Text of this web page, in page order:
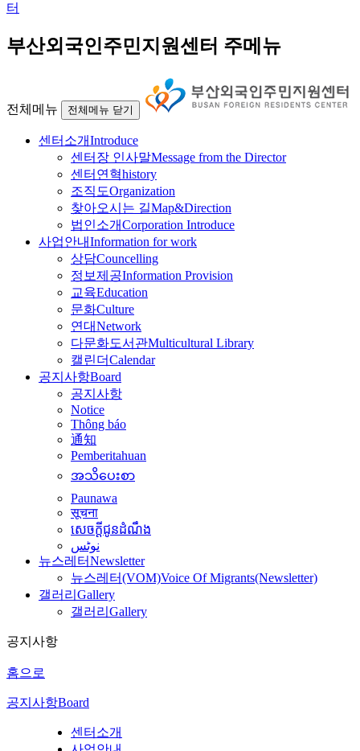
터
부산외국인주민지원센터 주메뉴
전체메뉴 전체메뉴 닫기
센터소개Introduce
센터장 인사말Message from the Director
센터연혁history
조직도Organization
찾아오시는 길Map&Direction
법인소개Corporation Introduce
사업안내Information for work
상담Councelling
정보제공Information Provision
교육Education
문화Culture
연대Network
다문화도서관Multicultural Library
캘린더Calendar
공지사항Board
공지사항
Notice
Thông báo
通知
Pemberitahuan
အသိပေးစာ
Paunawa
सूचना
សេចក្តីជូនដំណឹង
نوٹس
뉴스레터Newsletter
뉴스레터(VOM)Voice Of Migrants(Newsletter)
갤러리 Gallery
갤러리 Gallery
공지사항
홈으로
공지사항Board
센터소개